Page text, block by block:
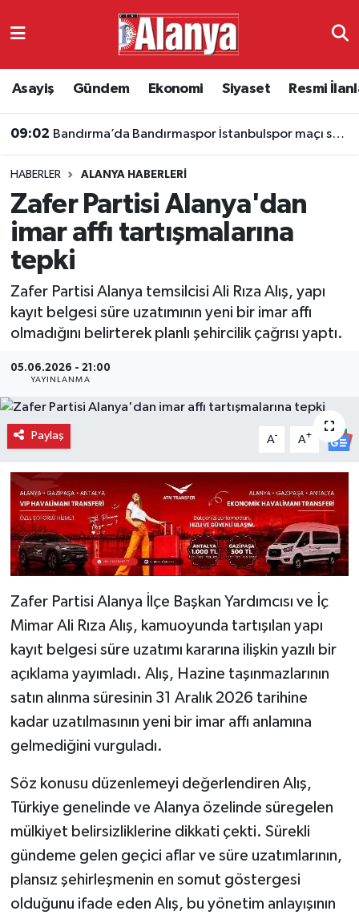
Asayiş Gündem Ekonomi Siyaset Resmi
09:02 Bandırma’da Bandırmaspor İstanbulspor maçı saat kaçta, hangi kanalda?
HABERLER ALANYA HABERLERI
Zafer Partisi Alanya'dan
imar affı tartışmalarına
tepki
Zafer Partisi Alanya temsilcisi Ali Rıza Alış, yapı
kayıt belgesi süre uzatımının yeni bir imar affı
olmadığını belirterek planlı şehircilik çağrısı yaptı.
05.06.2026 - 21:00
YAYINLANMA
Paylaş A- A+
Zafer Partisi Alanya İlçe Başkan Yardımcısı ve İç
Mimar Ali Rıza Alış, kamuoyunda tartışılan yapı
kayıt belgesi süre uzatımı kararına ilişkin yazılı bir
açıklama yayımladı. Alış, Hazine taşınmazlarının
satın alınma süresinin 31 Aralık 2026 tarihine
kadar uzatılmasının yeni bir imar affı anlamına
gelmediğini vurguladı.
Söz konusu düzenlemeyi değerlendiren Alış,
Türkiye genelinde ve Alanya özelinde süregelen
mülkiyet belirsizliklerine dikkati çekti. Sürekli
gündeme gelen geçici aflar ve süre uzatımlarının,
plansız şehirleşmenin en somut göstergesi
olduğunu ifade eden Alış, bu yönetim anlayışının
Ekonomi
Resmi İlanlar
Alanyaspor
Turizm
Antalya Namaz Vakitleri
Süper Lig Puan Durumu ve Fikstür
Tüm Manşetler
Son Dakika Haberleri